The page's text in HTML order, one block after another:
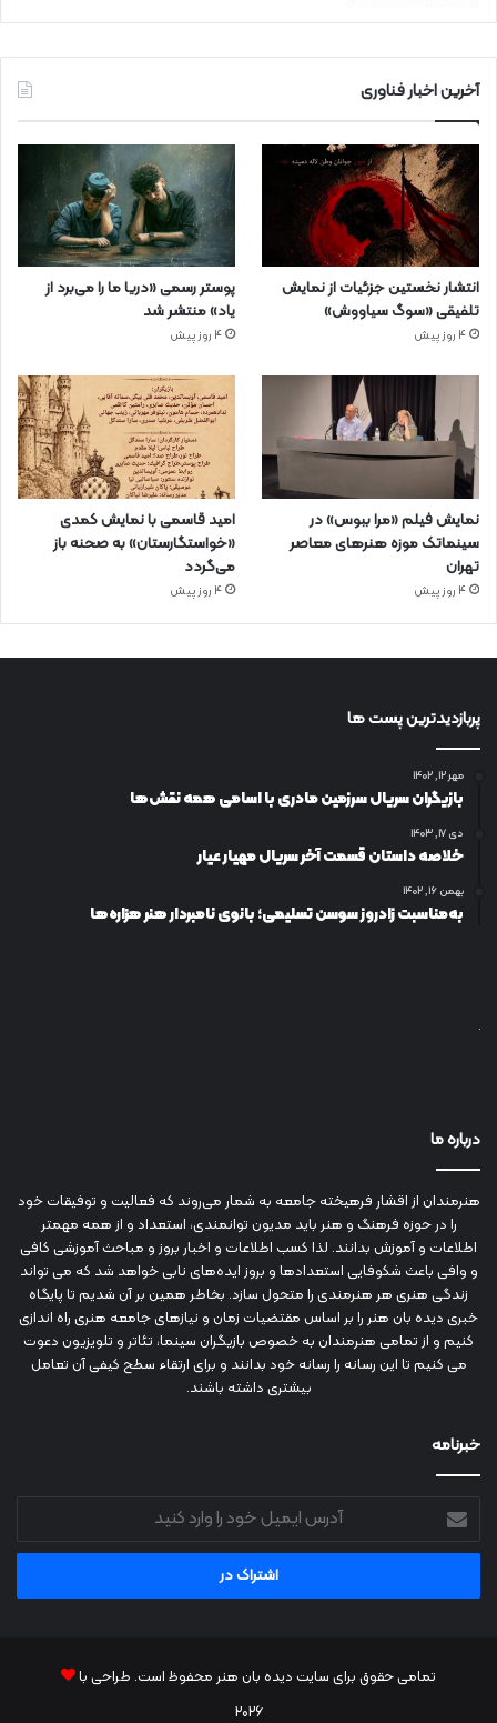
آخرین اخبار فناوری
انتشار نخستین جزئیات از نمایش
تلفیقی «سوگ سیاووش»
4 روز پیش
پوستر رسمی «دریا ما را می‌برد از
یاد» منتشر شد
4 روز پیش
نمایش فیلم «مرا ببوس» در
سینماتک موزه هنرهای معاصر
تهران
4 روز پیش
امید قاسمی با نمایش کمدی
«خواستگارستان» به صحنه باز
می‌گردد
4 روز پیش
پربازدیدترین پست ها
مهر ۱۲, ۱۴۰۲
بازیگران سریال سرزمین مادری با اسامی همه نقش‌ها
دی ۱۷, ۱۴۰۳
خلاصه داستان قسمت آخر سریال مهیار عیار
بهمن ۱۶, ۱۴۰۲
به‌مناسبت زادروز سوسن تسلیمی؛ بانوی نامبردار هنر هزاره‌ها
درباره ما
هنرمندان از اقشار فرهیخته جامعه به شمار می‌روند که فعالیت و توفیقات خود
را در حوزه فرهنگ و هنر باید مدیون توانمندی، استعداد و از همه مهمتر
اطلاعات و آموزش بدانند. لذا کسب اطلاعات و اخبار بروز و مباحث آموزشی کافی
و وافی باعث شکوفایی استعدادها و بروز ایده‌های نابی خواهد شد که می تواند
زندگی هنری هر هنرمندی را متحول سازد. بخاطر همین بر آن شدیم تا پایگاه
خبری دیده بان هنر را بر اساس مقتضیات زمان و نیازهای جامعه هنری راه اندازی
کنیم و از تمامی هنرمندان به خصوص بازیگران سینما، تئاتر و تلویزیون دعوت
می کنیم تا این رسانه را رسانه خود بدانند و برای ارتقاء سطح کیفی آن تعامل
بیشتری داشته باشند.
خبرنامه
ایمیل
خود
وارد
تمامی حقوق برای سایت دیده بان هنر محفوظ است. طراحی با
2026